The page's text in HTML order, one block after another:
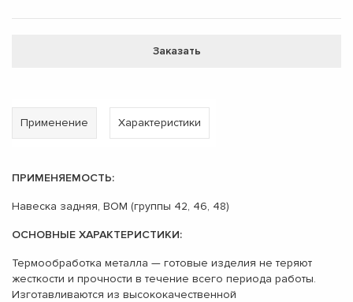
Заказать
Применение Характеристики
ПРИМЕНЯЕМОСТЬ:
Навеска задняя, ВОМ (группы 42, 46, 48)
ОСНОВНЫЕ ХАРАКТЕРИСТИКИ:
Термообработка металла — готовые изделия не теряют
жесткости и прочности в течение всего периода работы.
Изготавливаются из высококачественной